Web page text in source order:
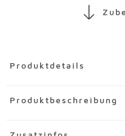
Produktdetails
Artikel Vitrine Reno
Produktbeschreibung
Die Vitrine Reno von set